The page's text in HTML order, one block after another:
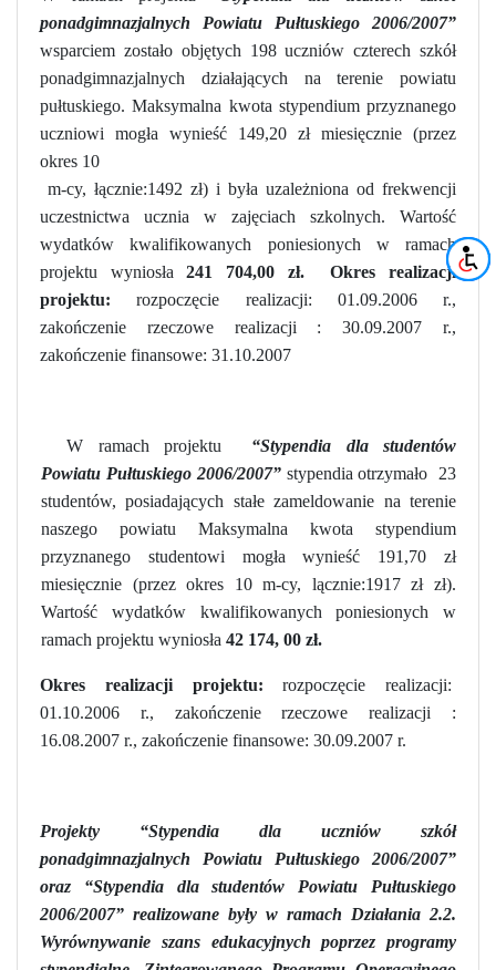
ponadgimnazjalnych Powiatu Pułtuskiego 2006/2007”
wsparciem zostało objętych 198 uczniów czterech szkół
ponadgimnazjalnych działających na terenie powiatu
pułtuskiego. Maksymalna kwota stypendium przyznanego
uczniowi mogła wynieść 149,20 zł miesięcznie (przez
okres 10
m-cy, łącznie:1492 zł) i była uzależniona od frekwencji
uczestnictwa ucznia w zajęciach szkolnych. Wartość
wydatków kwalifikowanych poniesionych w ramach
projektu wyniosła241 704,00 zł.
Okres realizacji
projektu:rozpoczęcie realizacji: 01.09.2006 r.,
zakończenie rzeczowe realizacji : 30.09.2007 r.,
zakończenie finansowe: 31.10.2007
W ramach projektu
“Stypendia dla studentów
Powiatu Pułtuskiego 2006/2007” stypendia otrzymało 23
studentów, posiadających stałe zameldowanie na terenie
naszego powiatu Maksymalna kwota stypendium
przyznanego studentowi mogła wynieść 191,70 zł
miesięcznie (przez okres 10 m-cy, lącznie:1917 zł zł).
Wartość wydatków kwalifikowanych poniesionych w
ramach projektu wyniosła 42 174, 00 zł.
Okres realizacji projektu:rozpoczęcie realizacji:
01.10.2006 r.,
zakończenie rzeczowe realizacji :
16.08.2007 r., zakończenie finansowe: 30.09.2007 r.
Projekty “Stypendia dla uczniów szkół
ponadgimnazjalnych Powiatu Pułtuskiego 2006/2007”
oraz “Stypendia dla studentów Powiatu Pułtuskiego
2006/2007” realizowane były w ramach Działania 2.2.
Wyrównywanie szans edukacyjnych poprzez programy